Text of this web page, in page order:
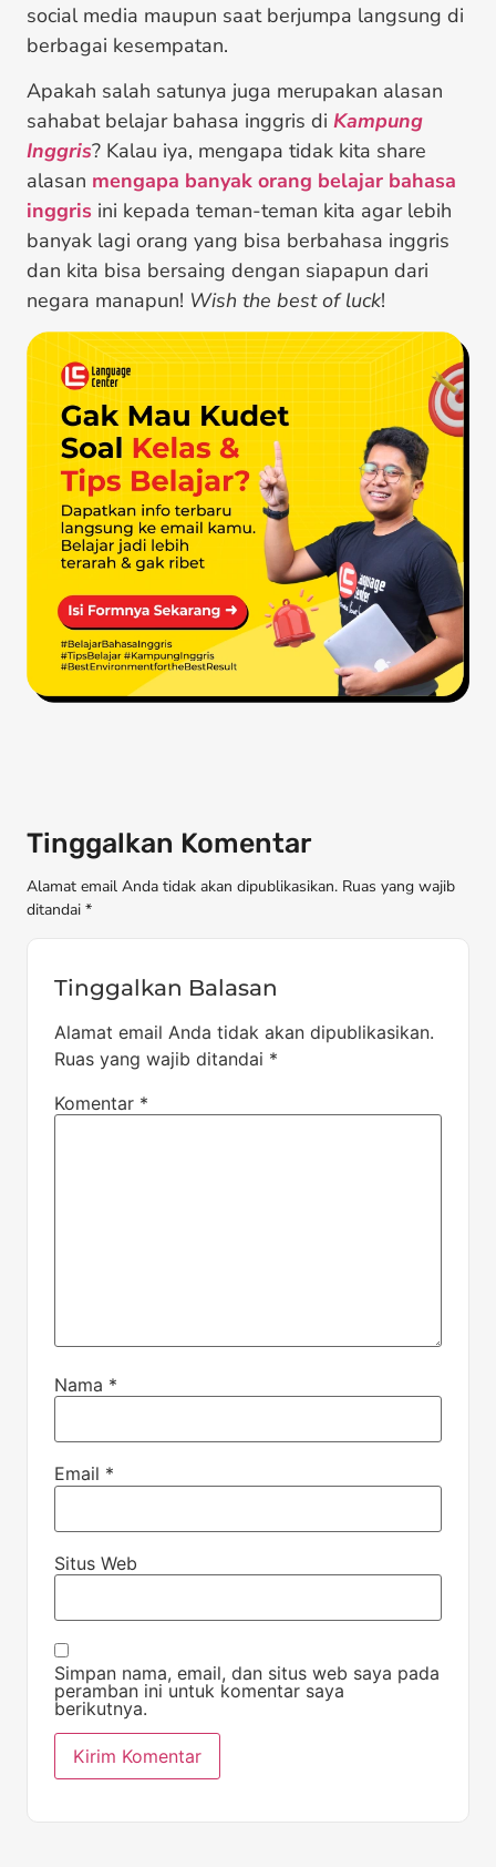
social media maupun saat berjumpa langsung di
berbagai kesempatan.
Apakah salah satunya juga merupakan alasan
sahabat belajar bahasa inggris di Kampung
Inggris? Kalau iya, mengapa tidak kita share
alasan mengapa banyak orang belajar bahasa
inggris ini kepada teman-teman kita agar lebih
banyak lagi orang yang bisa berbahasa inggris
dan kita bisa bersaing dengan siapapun dari
negara manapun! Wish the best of luck!
Tinggalkan Komentar
Alamat email Anda tidak akan dipublikasikan. Ruas yang wajib
ditandai *
Tinggalkan Balasan
Alamat email Anda tidak akan dipublikasikan.
Ruas yang wajib ditandai *
Komentar *
Nama *
Email *
Situs Web
Simpan nama, email, dan situs web saya pada
peramban ini untuk komentar saya
berikutnya.